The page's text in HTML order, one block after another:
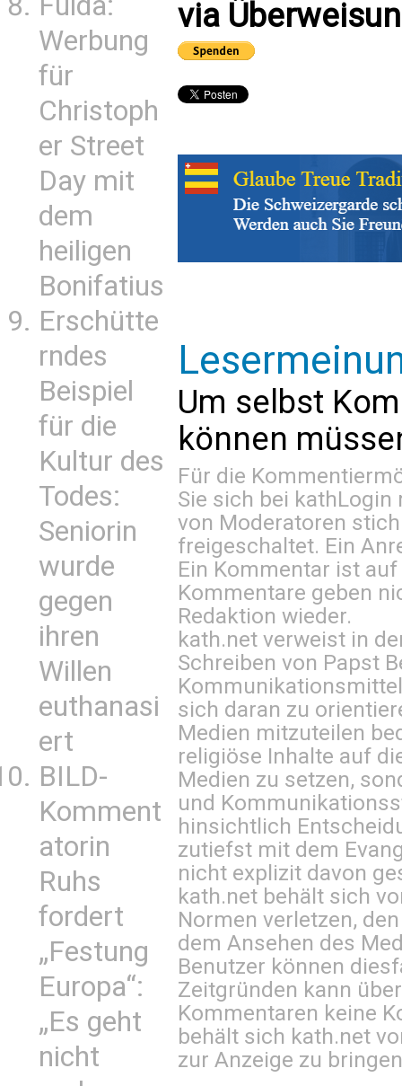
Werbung
für
Christoph
er Street
Day mit
dem
heiligen
Bonifatius
Erschütte
rndes
Beispiel
für die
Kultur des
Todes:
Seniorin
wurde
gegen
ihren
Willen
euthanasi
ert
BILD-
Komment
atorin
Ruhs
fordert
„Festung
Europa“:
„Es geht
nicht
via
Um selbst
können
Für die
Sie sich bei kathLogin
von Moderatoren
freigeschaltet. Ein
Ein Kommentar ist
Kommentare geben
Redaktion wieder.
kath.net verweist in
Schreiben von Papst
sich daran zu
Medien mitzuteilen
religiöse Inhalte auf
Medien zu setzen,
und
hinsichtlich
zutiefst mit dem
nicht explizit davon
kath.net behält sich
Normen verletzen,
dem Ansehen des
Benutzer können
Zeitgründen kann
Kommentaren keine
behält sich kath.net
zur Anzeige zu